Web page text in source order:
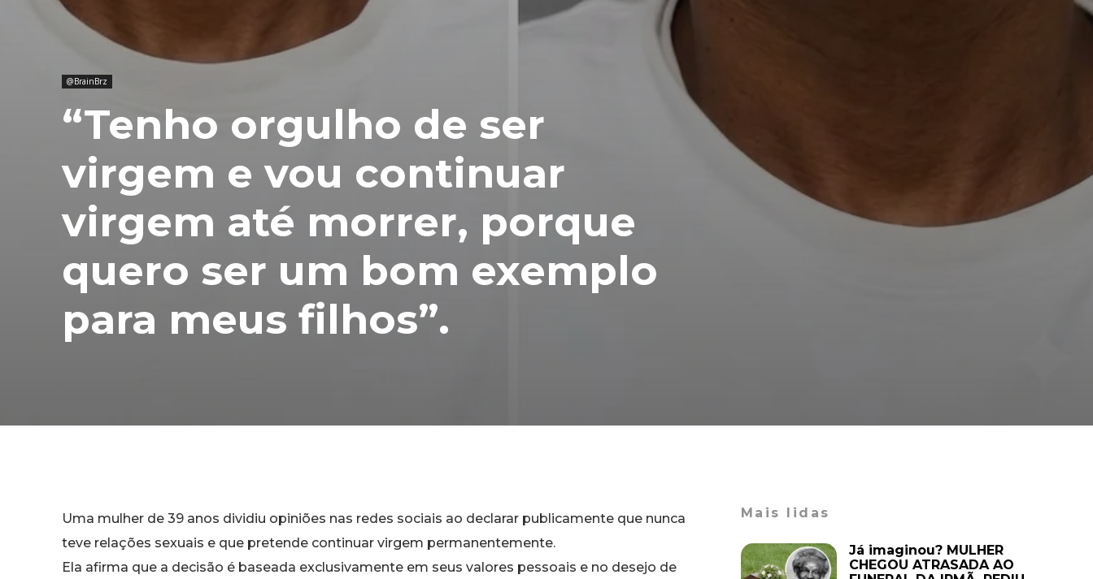
@BrainBrz
“Tenho orgulho de ser
virgem e vou continuar
virgem até morrer, porque
quero ser um bom exemplo
para meus filhos”.
Uma mulher de 39 anos dividiu opiniões nas redes sociais ao declarar publicamente que nunca
teve relações sexuais e que pretende continuar virgem permanentemente.
Ela afirma que a decisão é baseada exclusivamente em seus valores pessoais e no desejo de
Mais lidas
Já imaginou? MULHER
CHEGOU ATRASADA AO